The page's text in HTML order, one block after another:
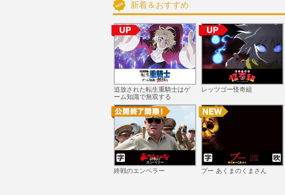
新着＆おすすめ
追放された転生重騎士はゲ
ーム知識で無双する
終戦のエンペラー
レッツゴー怪奇組
プー あくまのくまさん